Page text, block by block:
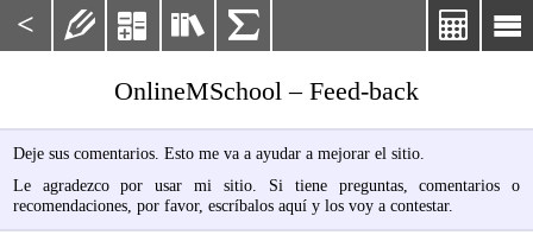
< 

   
OnlineMSchool – Feed-back
Deje sus comentarios. Esto me va a ayudar a mejorar el sitio.
Le agradezco por usar mi sitio. Si tiene preguntas, comentarios o
recomendaciones, por favor, escríbalos aquí y los voy a contestar.